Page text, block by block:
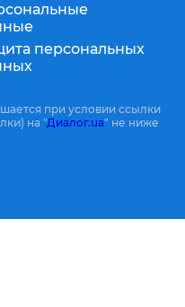
персональных
при условии ссылки
на "Диалог.ua" не ниже